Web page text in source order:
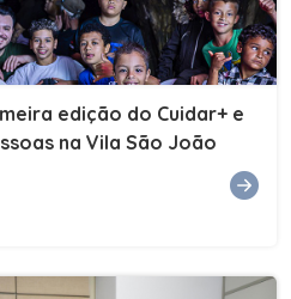
edição do Cuidar+ e
na Vila São João